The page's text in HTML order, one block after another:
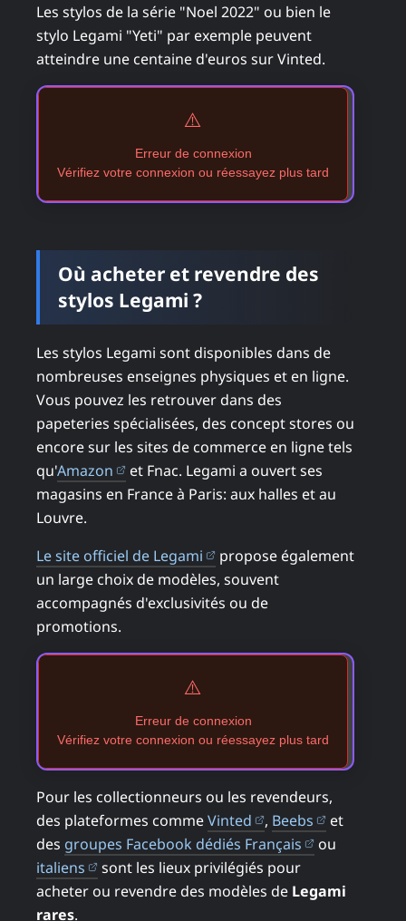
Les stylos de la série "Noel 2022" ou bien le
stylo Legami "Yeti" par exemple peuvent
atteindre une centaine d'euros sur Vinted.
⚠️
Erreur de connexion
Vérifiez votre connexion ou réessayez plus tard
Où acheter et revendre des
stylos Legami ?
Les stylos Legami sont disponibles dans de
nombreuses enseignes physiques et en ligne.
Vous pouvez les retrouver dans des
papeteries spécialisées, des concept stores ou
encore sur les sites de commerce en ligne tels
qu'Amazon (ouvre dans un nouvel onglet)
et Fnac. Legami a ouvert ses
magasins en France à Paris: aux halles et au
Louvre.
Le site officiel de Legami
(ouvre dans un nouvel
propose également
un large choix de modèles, souvent
accompagnés d'exclusivités ou de
promotions.
⚠️
Erreur de connexion
Vérifiez votre connexion ou réessayez plus tard
Pour les collectionneurs ou les revendeurs,
des plateformes commeVinted (ouvre dans un
, Beebs (ouvre
et
des groupes Facebook dédiés Français (ouvre dans
ou
italiens
(ouvre dans un nouvel onglet)
sont les lieux privilégiés pour
acheter ou revendre des modèles de Legami
rares.